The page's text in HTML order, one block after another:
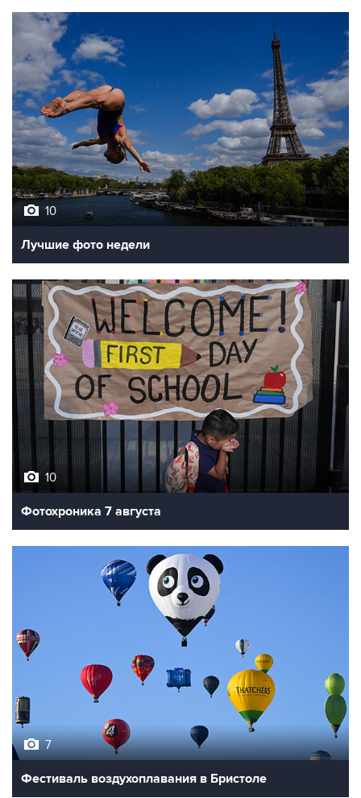
10
Лучшие фото недели
10
Фотохроника 7 августа
Фестиваль воздухоплавания в Бристоле